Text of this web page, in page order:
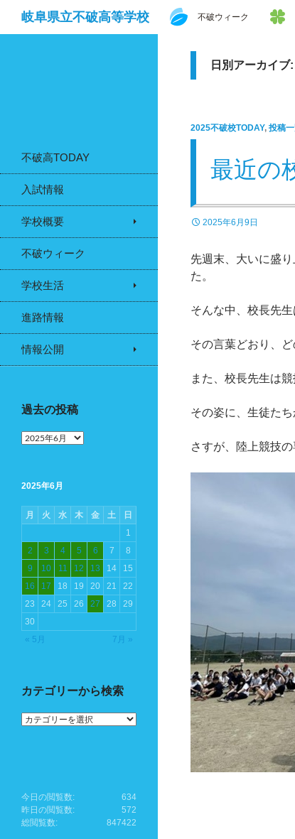
岐阜県立不破高等学校
コンテンツへスキップ
不破ウィーク
日別アーカイブ
2025不破校TODAY, 投稿
最近の
2025年6月9日
先週末、大いに盛
た。
そんな中、校長先
その言葉どおり、
また、校長先生は
その姿に、生徒た
さすが、陸上競技
不破高TODAY
入試情報
学校概要
不破ウィーク
学校生活
進路情報
情報公開
過去の投稿
過
稿
2025年6月
月 火 水 木 金 土
日
1
2
3 4 5 6 7
8
9
10 11 12 13 14
15
16
17 18 19 20 21
22
23
24 25 26 27 28
29
30
« 5月
7月 »
カテゴリーから検索
カ
ら
検
索
634
今日の閲覧数:
572
昨日の閲覧数:
847422
総閲覧数: